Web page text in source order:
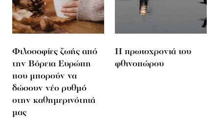
Φιλοσοφίες ζωής από
την Bόρεια Ευρώπη
που μπορούν να
δώσουν νέο ρυθμό
στην καθημερινότητά
μας
Η πρωτοχρονιά του
φθινοπώρου